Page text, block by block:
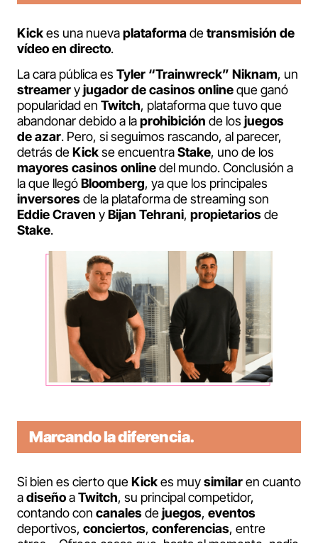
Kickes una nuevaplataformadetransmisión de
vídeo en directo.
La cara pública es Tyler “Trainwreck” Niknam, un
streameryjugador de casinos onlineque ganó
popularidad en Twitch, plataforma que tuvo que
abandonar debido a laprohibición de los juegos
de azar. Pero, si seguimos rascando, al parecer,
detrás deKickse encuentraStake, uno de los
mayores casinos onlinedel mundo. Conclusión a
la que llegóBloomberg, ya que los principales
inversoresde la plataforma de streaming son
Eddie Craven yBijan Tehrani, propietariosde
Stake.
Marcando la diferencia.
Si bien es cierto queKickes muysimilaren cuanto
adiseñoaTwitch, su principal competidor,
contando con canalesdejuegos, eventos
deportivos, conciertos, conferencias, entre